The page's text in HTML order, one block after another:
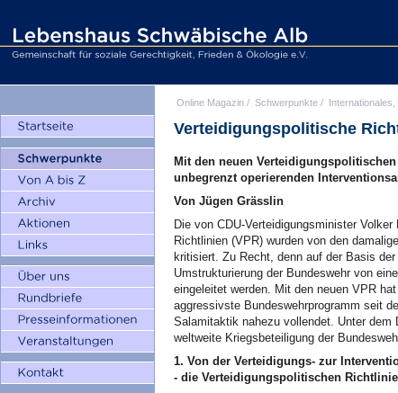
Online Magazin / Schwerpunkte /
Verteidigungspolitische
Mit den neuen
unbegrenzt operierenden
Von Jügen Grässlin
Die von CDU-Verteidigungsminister
Richtlinien (VPR) wurden von den
kritisiert. Zu Recht, denn auf der Basis der
Umstrukturierung der Bundeswehr von
eingeleitet werden. Mit den neuen VPR
aggressivste Bundeswehrprogramm seit
Salamitaktik nahezu vollendet. Unter dem
weltweite Kriegsbeteiligung der
1. Von der Verteidigungs- zur
- die Verteidigungspolitischen